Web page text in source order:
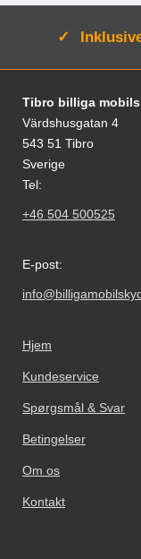
Aktiv:
Fodnoter
Tibro billiga
Värdshusgatan 4
543 51 Tibro
Sverige
Tel:
+46 504 500525
E-post:
Hjem
Kundeservice
Spørgsmål & Svar
Betingelser
Om os
Kontakt